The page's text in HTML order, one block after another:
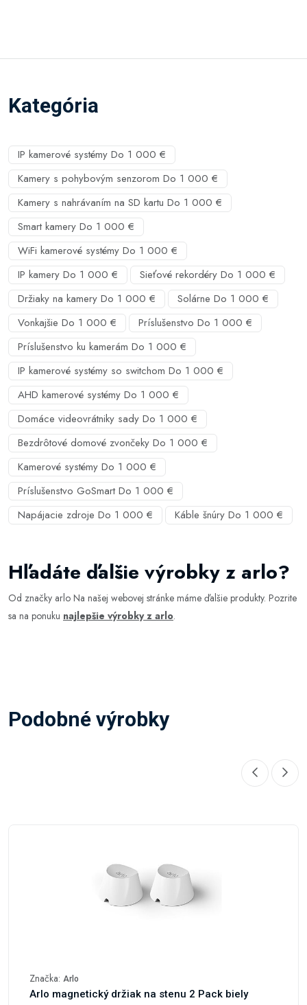
Kategória
IP kamerové systémy Do 1 000 €
Kamery s pohybovým senzorom Do 1 000 €
Kamery s nahrávaním na SD kartu Do 1 000 €
Smart kamery Do 1 000 €
WiFi kamerové systémy Do 1 000 €
IP kamery Do 1 000 €
Sieťové rekordéry Do 1 000 €
Držiaky na kamery Do 1 000 €
Solárne Do 1 000 €
Vonkajšie Do 1 000 €
Príslušenstvo Do 1 000 €
Príslušenstvo ku kamerám Do 1 000 €
IP kamerové systémy so switchom Do 1 000 €
AHD kamerové systémy Do 1 000 €
Domáce videovrátniky sady Do 1 000 €
Bezdrôtové domové zvončeky Do 1 000 €
Kamerové systémy Do 1 000 €
Príslušenstvo GoSmart Do 1 000 €
Napájacie zdroje Do 1 000 €
Káble šnúry Do 1 000 €
Hľadáte ďalšie výrobky z arlo?
Od značky arlo Na našej webovej stránke máme ďalšie produkty. Pozrite
sa na ponuku najlepšie výrobky z arlo.
Podobné výrobky
Značka: Arlo
Arlo magnetický držiak na stenu 2 Pack biely